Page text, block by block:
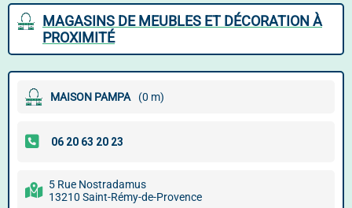
MAGASINS DE MEUBLES ET DÉCORATION À
PROXIMITÉ
MAISON PAMPA (0 m)
5 Rue Nostradamus
13210 Saint-Rémy-de-Provence